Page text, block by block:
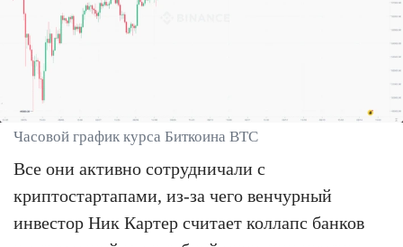
Часовой график курса Биткоина BTC
Все они активно сотрудничали с
криптостартапами, из-за чего венчурный
инвестор Ник Картер считает коллапс банков